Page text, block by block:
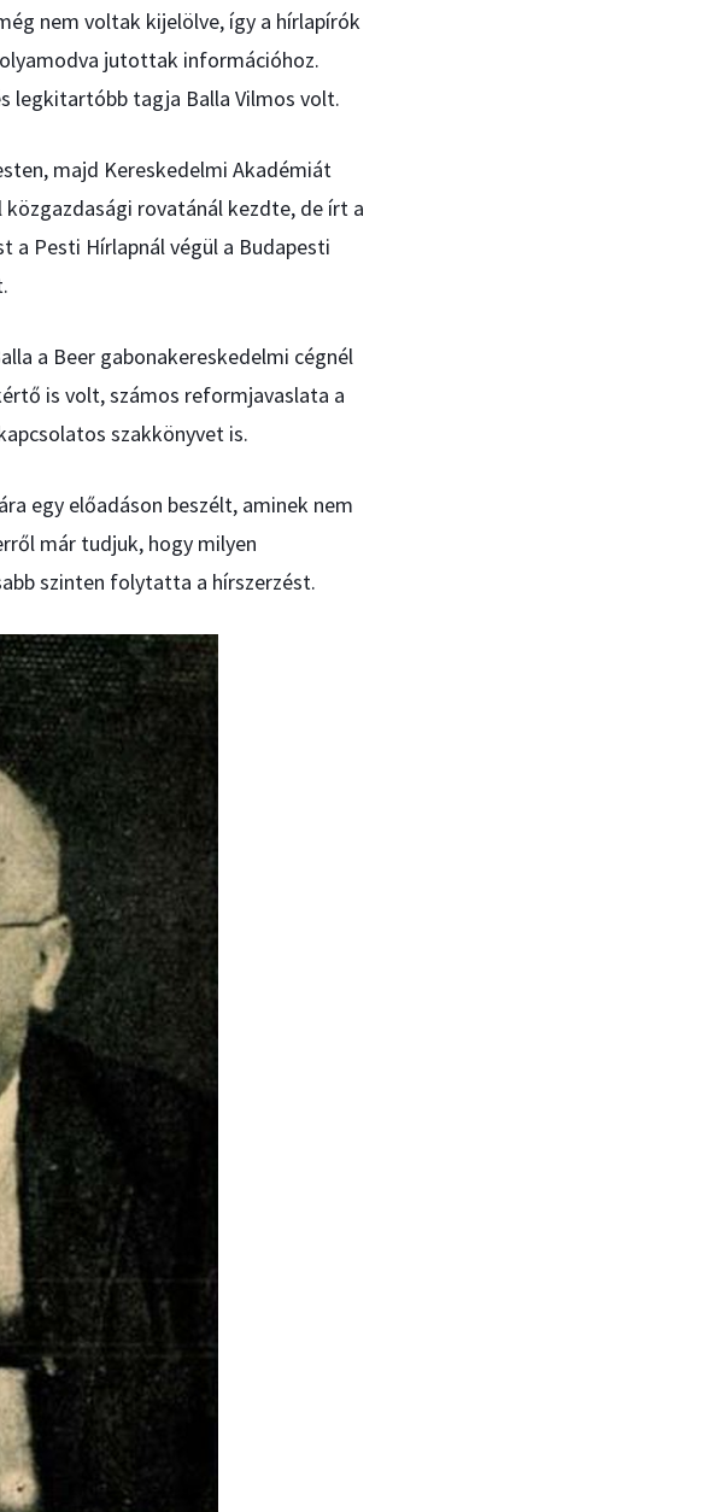
nem voltak kijelölve, így a hírlapírók
jutottak információhoz.
legkitartóbb tagja Balla Vilmos volt.
majd Kereskedelmi Akadémiát
rovatánál kezdte, de írt a
a Pesti Hírlapnál végül a Budapesti
a Beer gabonakereskedelmi cégnél
is volt, számos reformjavaslata a
szakkönyvet is.
egy előadáson beszélt, aminek nem
már tudjuk, hogy milyen
szinten folytatta a hírszerzést.